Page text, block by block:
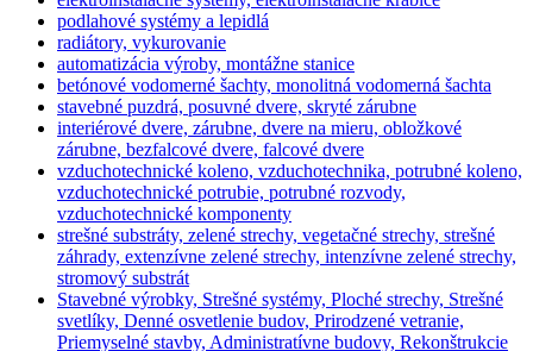
podlahové systémy a lepidlá
radiátory, vykurovanie
automatizácia výroby, montážne stanice
betónové vodomerné šachty, monolitná vodomerná šachta
stavebné puzdrá, posuvné dvere, skryté zárubne
interiérové dvere, zárubne, dvere na mieru, obložkové
zárubne, bezfalcové dvere, falcové dvere
vzduchotechnické koleno, vzduchotechnika, potrubné koleno,
vzduchotechnické potrubie, potrubné rozvody,
vzduchotechnické komponenty
strešné substráty, zelené strechy, vegetačné strechy, strešné
záhrady, extenzívne zelené strechy, intenzívne zelené strechy,
stromový substrát
Stavebné výrobky, Strešné systémy, Ploché strechy, Strešné
svetlíky, Denné osvetlenie budov, Prirodzené vetranie,
Priemyselné stavby, Administratívne budovy, Rekonštrukcie